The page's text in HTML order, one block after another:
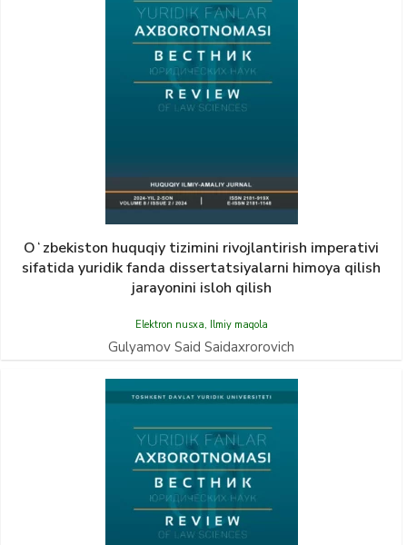
Oʻzbekiston huquqiy tizimini rivojlantirish imperativi
sifatida yuridik fanda dissertatsiyalarni himoya qilish
jarayonini isloh qilish
Elektron nusxa, Ilmiy maqola
Gulyamov Said Saidaxrorovich